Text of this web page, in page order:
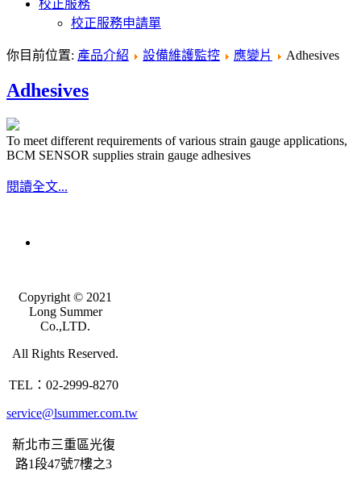
校正服務
校正服務申請單
你目前位置: 產品介紹 設備維護監控 應變片 Adhesives
Adhesives
To meet different requirements of various strain gauge applications,
BCM SENSOR supplies strain gauge adhesives
閱讀全文...
Copyright © 2021
Long Summer
Co.,LTD.
All Rights Reserved.
TEL：02-2999-8270
service@lsummer.com.tw
新北市三重區光復
路1段47號7樓之3